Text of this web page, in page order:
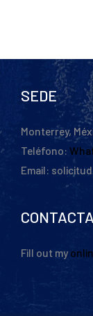
SEDE
Monterrey,
Teléfono:
Email:
Fill out my